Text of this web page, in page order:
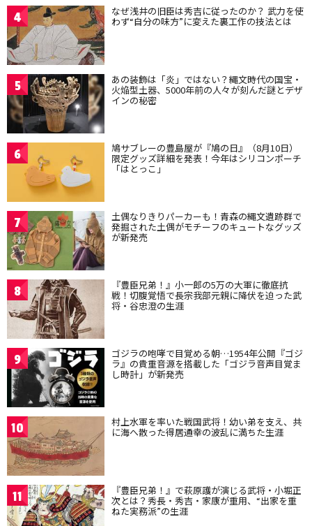
4 なぜ浅井の旧臣は秀吉に従ったのか？ 武力を使
わず“自分の味方”に変えた裏工作の技法とは
5 あの装飾は「炎」ではない？縄文時代の国宝・
火焔型土器、5000年前の人々が刻んだ謎とデザ
インの秘密
6 鳩サブレーの豊島屋が『鳩の日』（8月10日）
限定グッズ詳細を発表！今年はシリコンポーチ
「はとっこ」
7 土偶なりきりパーカーも！青森の縄文遺跡群で
発掘された土偶がモチーフのキュートなグッズ
が新発売
8 『豊臣兄弟！』小一郎の5万の大軍に徹底抗
戦！切腹覚悟で長宗我部元親に降伏を迫った武
将・谷忠澄の生涯
9 ゴジラの咆哮で目覚める朝…1954年公開『ゴジ
ラ』の貴重音源を搭載した「ゴジラ音声目覚ま
し時計」が新発売
10 村上水軍を率いた戦国武将！幼い弟を支え、共
に海へ散った得居通幸の波乱に満ちた生涯
11 『豊臣兄弟！』で萩原護が演じる武将・小堀正
次とは？秀長・秀吉・家康が重用、“出家を重
ねた実務派”の生涯